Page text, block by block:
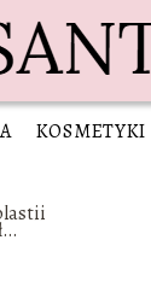
KOSMETYKI